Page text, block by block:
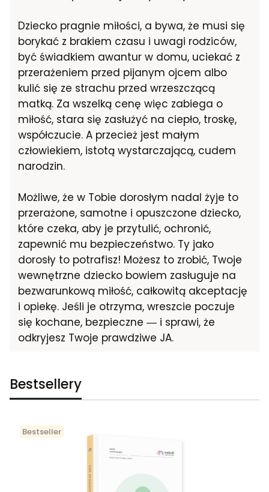
Dziecko pragnie miłości, a bywa, że musi się
borykać z brakiem czasu i uwagi rodziców,
być świadkiem awantur w domu, uciekać z
przerażeniem przed pijanym ojcem albo
kulić się ze strachu przed wrzeszczącą
matką. Za wszelką cenę więc zabiega o
miłość, stara się zasłużyć na ciepło, troskę,
współczucie. A przecież jest małym
człowiekiem, istotą wystarczającą, cudem
narodzin.
Możliwe, że w Tobie dorosłym nadal żyje to
przerażone, samotne i opuszczone dziecko,
które czeka, aby je przytulić, ochronić,
zapewnić mu bezpieczeństwo. Ty jako
dorosły to potrafisz! Możesz to zrobić, Twoje
wewnętrzne dziecko bowiem zasługuje na
bezwarunkową miłość, całkowitą akceptację
i opiekę. Jeśli je otrzyma, wreszcie poczuje
się kochane, bezpieczne ― i sprawi, że
odkryjesz Twoje prawdziwe JA.
Bestsellery
Bestseller